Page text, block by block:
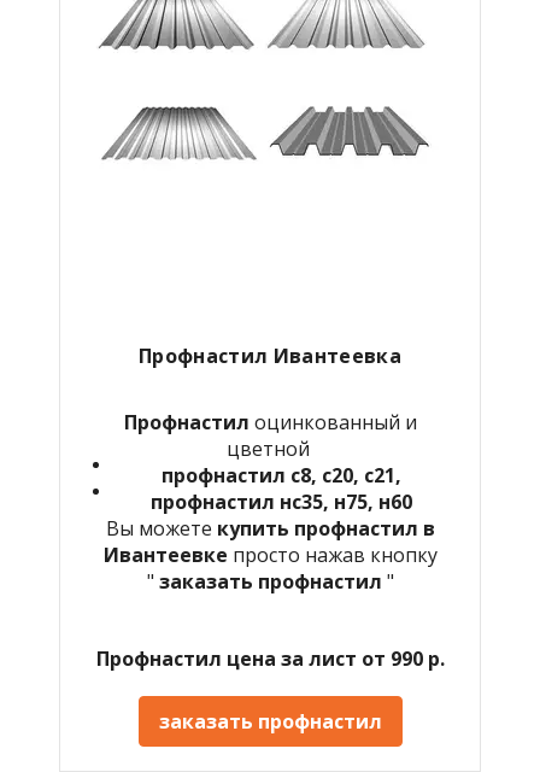
Профнастил Ивантеевка
Профнастил оцинкованный и
цветной
профнастил с8, с20, с21,
профнастил нс35, н75, н60
Вы можете купить профнастил в
Ивантеевке просто нажав кнопку
" заказать профнастил "
Профнастил цена за лист от 990 р.
заказать профнастил